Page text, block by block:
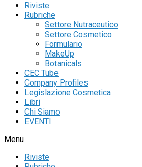
Riviste
Rubriche
Settore Nutraceutico
Settore Cosmetico
Formulario
MakeUp
Botanicals
CEC Tube
Company Profiles
Legislazione Cosmetica
Libri
Chi Siamo
EVENTI
Menu
Riviste